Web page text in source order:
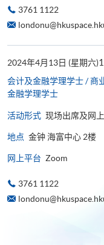
3761 1122
2024年4月13日 (星期六)
会计及金融学理学士 / 商
金融学理学士
活动形式 现场出席及网
地点 金钟 海富中心 2楼
网上平台 Zoom
3761 1122